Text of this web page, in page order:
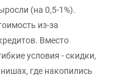
(на 0,5-1%).
из-за
Вместо
условия - скидки,
где накопились